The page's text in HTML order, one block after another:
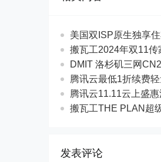
美国双ISP原生独享
搬瓦工2024年双11
DMIT 洛杉矶三网
腾讯云最低1折续费
腾讯云11.11云上盛
搬瓦工THE PLAN超
发表评论